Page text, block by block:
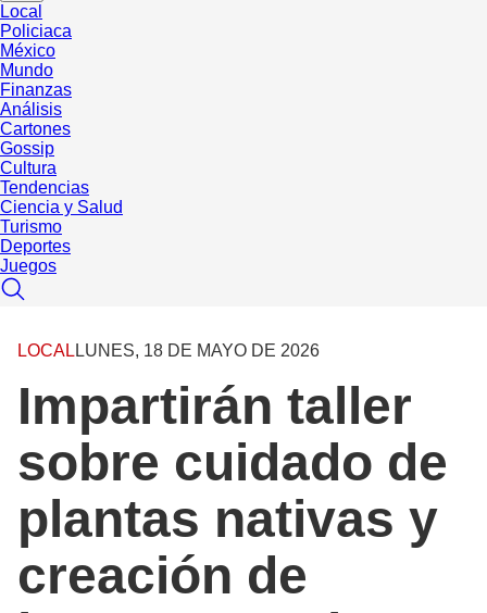
Local
Policiaca
México
Mundo
Finanzas
Análisis
Cartones
Gossip
Cultura
Tendencias
Ciencia y Salud
Turismo
Deportes
Juegos
LOCAL LUNES, 18 DE MAYO DE 2026
Impartirán taller
sobre cuidado de
plantas nativas y
creación de